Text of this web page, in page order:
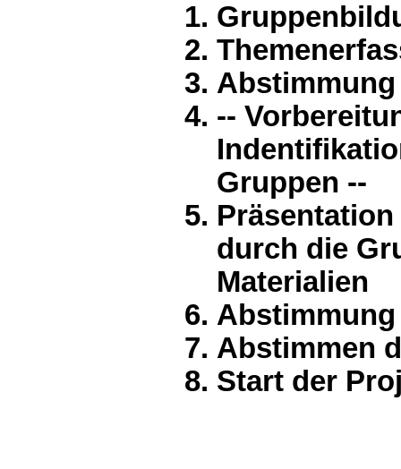
--
Gruppen --
durch die
Materialien
Abstimmen
Start der